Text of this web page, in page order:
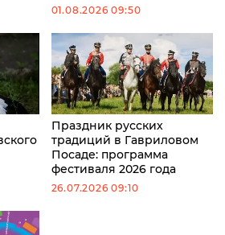
01.08.2026 09:50
Праздник русских
традиций в Гавриловом
Посаде: программа
фестиваля 2026 года
26.07.2026 09:10